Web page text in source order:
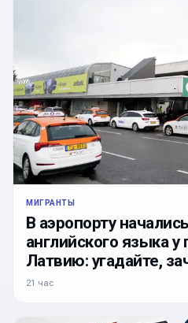
МИГРАНТЫ
В аэропорту
английского языка
Латвию: угадайте,
21 час